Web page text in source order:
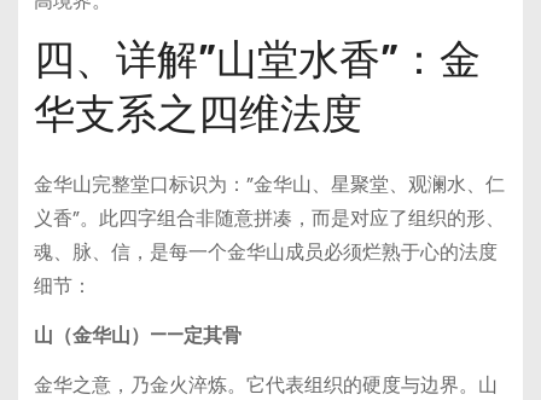
四、详解”山堂水香”：金
华支系之四维法度
金华山完整堂口标识为：”金华山、星聚堂、观澜水、仁
义香”。此四字组合非随意拼凑，而是对应了组织的形、
魂、脉、信，是每一个金华山成员必须烂熟于心的法度
细节：
山（金华山）——定其骨
金华之意，乃金火淬炼。它代表组织的硬度与边界。山